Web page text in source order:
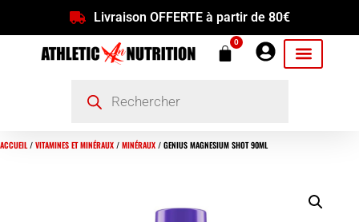
Livraison OFFERTE à partir de 80€
0
ACCUEIL/ VITAMINES ET MINÉRAUX / MINÉRAUX / GENIUS MAGNESIUM SHOT 90ML